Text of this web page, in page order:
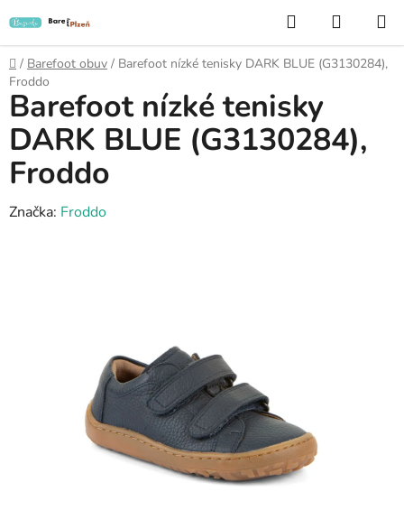
na
obsah
Hledat
KOŠÍK
Domů
/ Barefoot obuv / Barefoot nízké tenisky DARK BLUE (G3130284),
Froddo
Barefoot nízké tenisky
DARK BLUE (G3130284),
Froddo
Značka: Froddo